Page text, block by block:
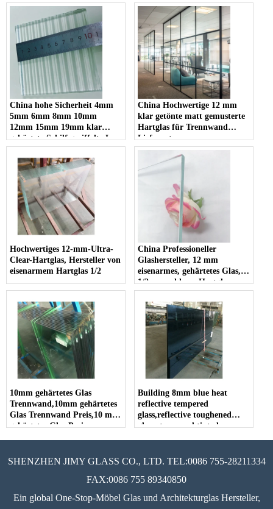
Gerichtssatz
komplett 10mm 12mm klares
gehärtetes Glas Padel Court;
Heißer Verkauf tragbarer
Panorama-Padel-Court in
China
China hohe Sicherheit 4mm
5mm 6mm 8mm 10mm
12mm 15mm 19mm klar
gehärtete Schilf geriffelte La-
Wave Rippenglas Hersteller
China Hochwertige 12 mm
klar getönte matt gemusterte
Hartglas für Trennwand
Lieferanten
Hochwertiges 12-mm-Ultra-
Clear-Hartglas, Hersteller von
eisenarmem Hartglas 1/2
China Professioneller
Glashersteller, 12 mm
eisenarmes, gehärtetes Glas,
1/2-super klares Hartglas
10mm gehärtetes Glas
Trennwand,10mm gehärtetes
Glas Trennwand Preis,10 mm
gehärtetes Glas Preis
Building 8mm blue heat
reflective tempered
glass,reflective toughened
glass, tempered tinted
SHENZHEN JIMY GLASS CO., LTD. TEL:0086 755-28211334
FAX:0086 755 89340850
Ein global One-Stop-Möbel Glas und Architekturglas Hersteller,